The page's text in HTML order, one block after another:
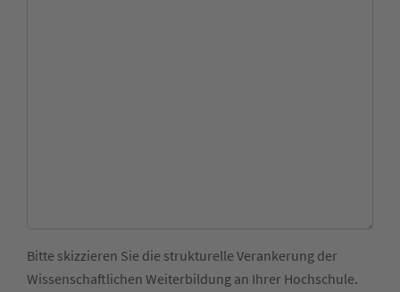
Bitte skizzieren Sie die strukturelle Verankerung der
Wissenschaftlichen Weiterbildung an Ihrer Hochschule.